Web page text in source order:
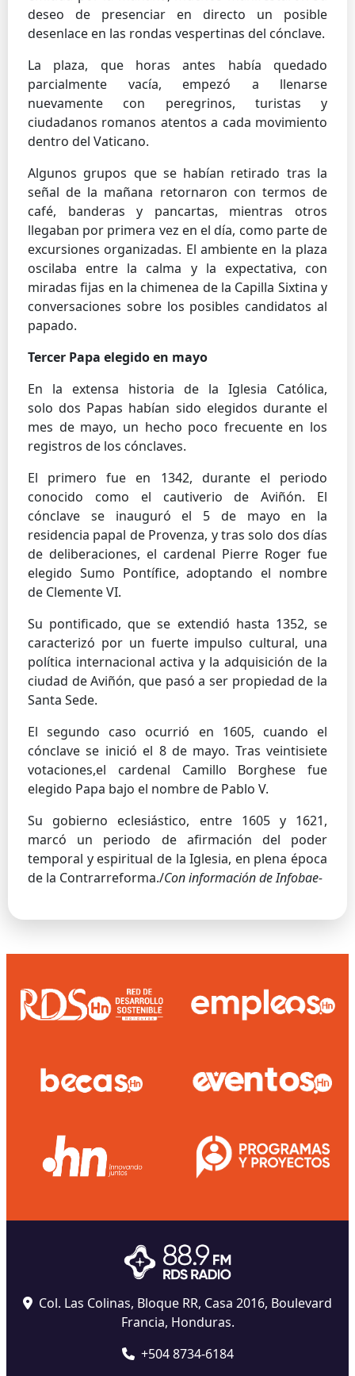
deseo de presenciar en directo un posible
desenlace en las rondas vespertinas del cónclave.
La plaza, que horas antes había quedado
parcialmente vacía, empezó a llenarse
nuevamente con peregrinos, turistas y
ciudadanos romanos atentos a cada movimiento
dentro del Vaticano.
Algunos grupos que se habían retirado tras la
señal de la mañana retornaron con termos de
café, banderas y pancartas, mientras otros
llegaban por primera vez en el día, como parte de
excursiones organizadas. El ambiente en la plaza
oscilaba entre la calma y la expectativa, con
miradas fijas en la chimenea de la Capilla Sixtina y
conversaciones sobre los posibles candidatos al
papado.
Tercer Papa elegido en mayo
En la extensa historia de la Iglesia Católica,
solo dos Papas habían sido elegidos durante el
mes de mayo, un hecho poco frecuente en los
registros de los cónclaves.
El primero fue en 1342, durante el periodo
conocido como el cautiverio de Aviñón. El
cónclave se inauguró el 5 de mayo en la
residencia papal de Provenza, y tras solo dos días
de deliberaciones, el cardenal Pierre Roger fue
elegido Sumo Pontífice, adoptando el nombre
de Clemente VI.
Su pontificado, que se extendió hasta 1352, se
caracterizó por un fuerte impulso cultural, una
política internacional activa y la adquisición de la
ciudad de Aviñón, que pasó a ser propiedad de la
Santa Sede.
El segundo caso ocurrió en 1605, cuando el
cónclave se inició el 8 de mayo. Tras veintisiete
votaciones,el cardenal Camillo Borghese fue
elegido Papa bajo el nombre de Pablo V.
Su gobierno eclesiástico, entre 1605 y 1621,
marcó un periodo de afirmación del poder
temporal y espiritual de la Iglesia, en plena época
de la Contrarreforma./Con información de Infobae-
Col. Las Colinas, Bloque RR, Casa 2016, Boulevard
Francia, Honduras.
+504 8734-6184